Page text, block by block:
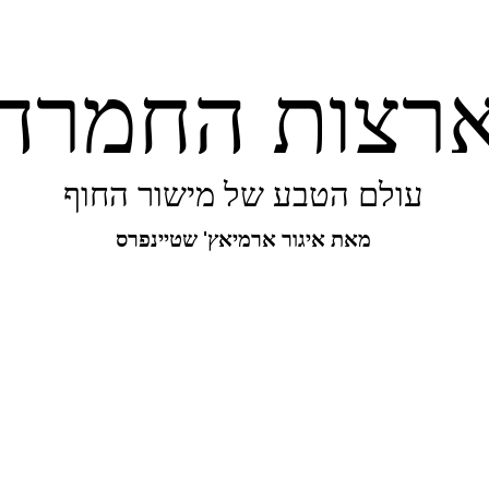
עולם הטבע של מישור החוף
מאת איגור ארמיאץ' שטיינפרס